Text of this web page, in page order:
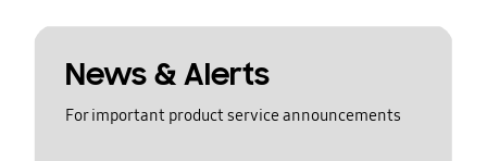
News & Alerts
For important product service announcements